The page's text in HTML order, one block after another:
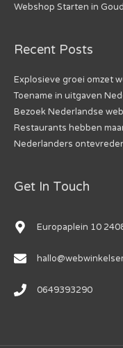
Webshop Starten in
Recent Posts
Explosieve groei omzet
Toename in uitgaven
Bezoek Nederlandse
Restaurants hebben
Nederlanders
Get In Touch
Europaplein 10
0649393290